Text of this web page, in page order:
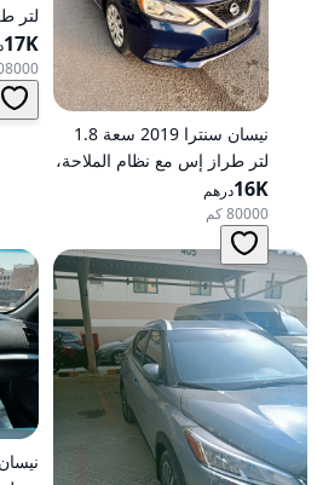
نيسان سنترا 2019 سعة 1.8
لتر طراز إس مع نظام الملاحة،
تعمل بالبنزين، ناقل حركة
أوتوماتيكي، دفع أمامي
16Kدرهم
80000 كم
17K